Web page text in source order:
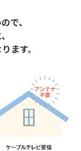
で、
ます。